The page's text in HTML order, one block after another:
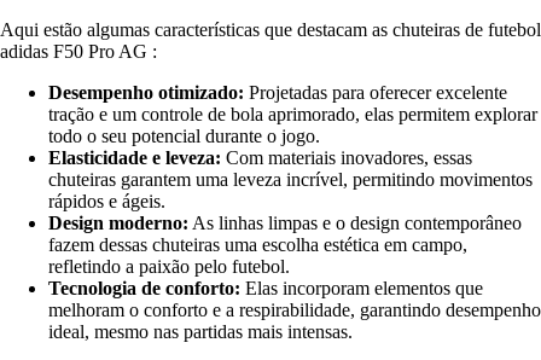
Aqui estão algumas características que destacam as chuteiras de futebol
adidas F50 Pro AG :
Desempenho otimizado: Projetadas para oferecer excelente
tração e um controle de bola aprimorado, elas permitem explorar
todo o seu potencial durante o jogo.
Elasticidade e leveza: Com materiais inovadores, essas
chuteiras garantem uma leveza incrível, permitindo movimentos
rápidos e ágeis.
Design moderno: As linhas limpas e o design contemporâneo
fazem dessas chuteiras uma escolha estética em campo,
refletindo a paixão pelo futebol.
Tecnologia de conforto: Elas incorporam elementos que
melhoram o conforto e a respirabilidade, garantindo desempenho
ideal, mesmo nas partidas mais intensas.